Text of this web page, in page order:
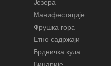
Језера
Манифестације
Фрушка гора
Етно садржаји
Врдничка кула
Винарије